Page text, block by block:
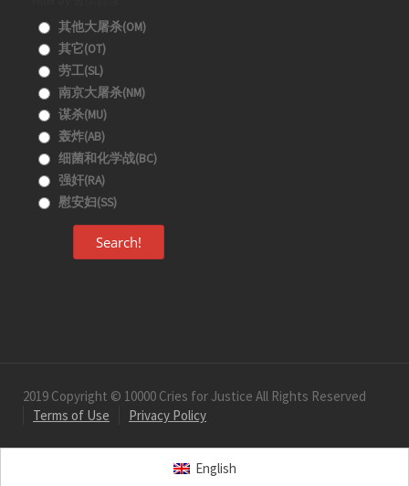
其他大屠杀(OM)
其它(OT)
劳工(SL)
南京大屠杀(NM)
谋杀(MU)
轰炸(AB)
细菌和化学战(BC)
强奸(RA)
慰安妇(SS)
Search!
2019 Copyright © 10000 Cries for Justice All Rights Reserved
Terms of Use
Privacy Policy
English